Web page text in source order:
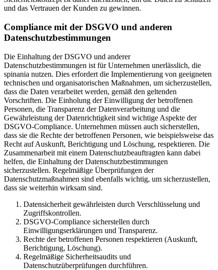
und das Vertrauen der Kunden zu gewinnen.
Compliance mit der DSGVO und anderen
Datenschutzbestimmungen
Die Einhaltung der DSGVO und anderer
Datenschutzbestimmungen ist für Unternehmen unerlässlich, die
spinania nutzen. Dies erfordert die Implementierung von geeigneten
technischen und organisatorischen Maßnahmen, um sicherzustellen,
dass die Daten verarbeitet werden, gemäß den geltenden
Vorschriften. Die Einholung der Einwilligung der betroffenen
Personen, die Transparenz der Datenverarbeitung und die
Gewährleistung der Datenrichtigkeit sind wichtige Aspekte der
DSGVO-Compliance. Unternehmen müssen auch sicherstellen,
dass sie die Rechte der betroffenen Personen, wie beispielsweise das
Recht auf Auskunft, Berichtigung und Löschung, respektieren. Die
Zusammenarbeit mit einem Datenschutzbeauftragten kann dabei
helfen, die Einhaltung der Datenschutzbestimmungen
sicherzustellen. Regelmäßige Überprüfungen der
Datenschutzmaßnahmen sind ebenfalls wichtig, um sicherzustellen,
dass sie weiterhin wirksam sind.
Datensicherheit gewährleisten durch Verschlüsselung und
Zugriffskontrollen.
DSGVO-Compliance sicherstellen durch
Einwilligungserklärungen und Transparenz.
Rechte der betroffenen Personen respektieren (Auskunft,
Berichtigung, Löschung).
Regelmäßige Sicherheitsaudits und
Datenschutzüberprüfungen durchführen.